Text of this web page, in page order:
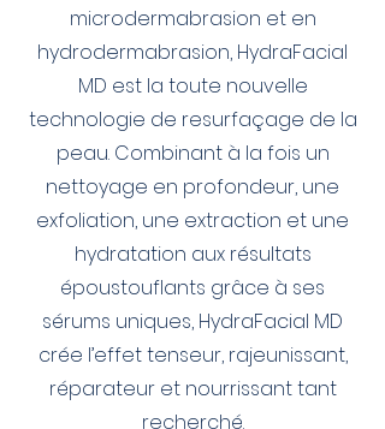
microdermabrasion et en
hydrodermabrasion, HydraFacial
MD est la toute nouvelle
technologie de resurfaçage de la
peau. Combinant à la fois un
nettoyage en profondeur, une
exfoliation, une extraction et une
hydratation aux résultats
époustouflants grâce à ses
sérums uniques, HydraFacial MD
crée l’effet tenseur, rajeunissant,
réparateur et nourrissant tant
recherché.